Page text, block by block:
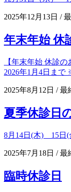
2025年12月13日 /
年末年始 休
【年末年始 休診
2026年1月4日ま
2025年8月12日 / 最
夏季休診日
8月14日(木) 15日(
2025年7月18日 / 最
臨時休診日